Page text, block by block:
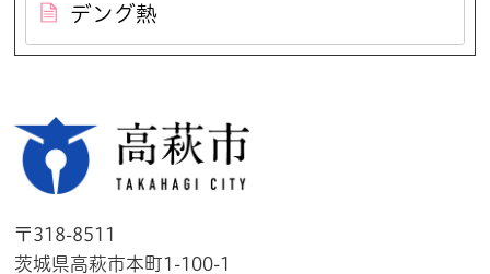
デング熱
〒318-8511
茨城県高萩市本町1-100-1